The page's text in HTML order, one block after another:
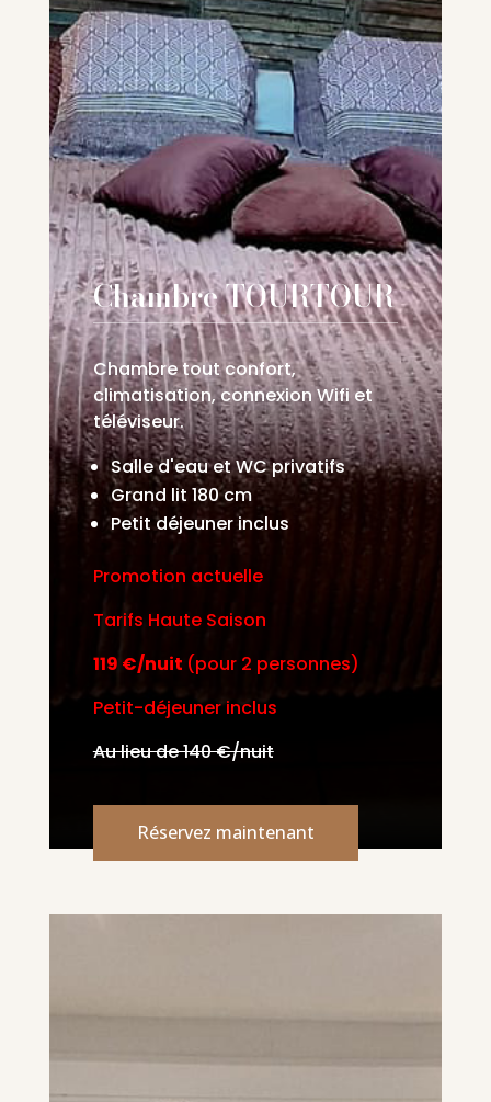
Chambre TOURTOUR
Chambre tout confort,
climatisation, connexion Wifi et
téléviseur.
Salle d'eau et WC privatifs
Grand lit 180 cm
Petit déjeuner inclus
Promotion actuelle
Tarifs Haute Saison
119 €/nuit (pour 2 personnes)
Petit-déjeuner inclus
Au lieu de 140 €/nuit
Réservez maintenant